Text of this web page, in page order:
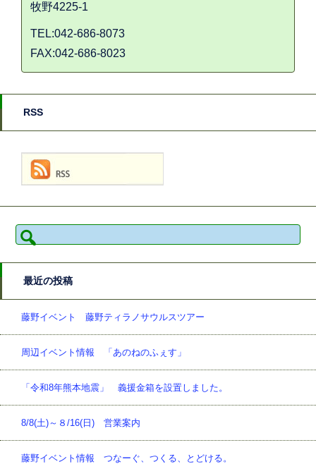
牧野4225-1
TEL:042-686-8073
FAX:042-686-8023
RSS
検
索:
最近の投稿
藤野イベント 藤野ティラノサウルスツアー
周辺イベント情報 「あのねのふぇす」
「令和8年熊本地震」 義援金箱を設置しました。
8/8(土)～８/16(日) 営業案内
藤野イベント情報 つなーぐ、つくる、とどける。